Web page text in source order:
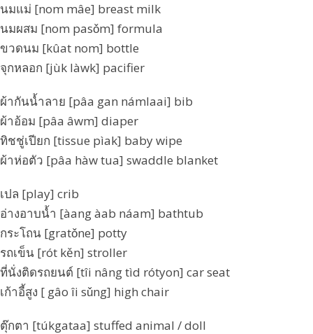
นมแม่ [nom mâe] breast milk
นมผสม [nom pasǒm] formula
ขวดนม [kûat nom] bottle
จุกหลอก [jùk làwk] pacifier
ผ้ากันน้ำลาย [pâa gan námlaai] bib
ผ้าอ้อม [pâa âwm] diaper
ทิชชู่เปียก [tissue pìak] baby wipe
ผ้าห่อตัว [pâa hàw tua] swaddle blanket
เปล [play] crib
อ่างอาบน้ำ [àang àab náam] bathtub
กระโถน [gratǒne] potty
รถเข็น [rót kěn] stroller
ที่นั่งติดรถยนต์ [tîi nâng tìd rótyon] car seat
เก้าอี้สูง [ gâo îi sǔng] high chair
ตุ๊กตา [túkgataa] stuffed animal / doll